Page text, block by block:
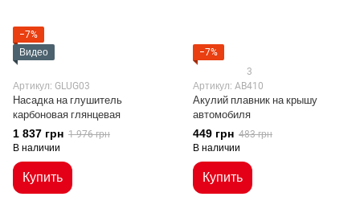
−7%
Видео
Артикул: GLUG03
Насадка на глушитель
карбоновая глянцевая
1 837 грн 1 976 грн
В наличии
Купить
−7%
3
Артикул: AB410
Акулий плавник на крышу
автомобиля
449 грн 483 грн
В наличии
Купить